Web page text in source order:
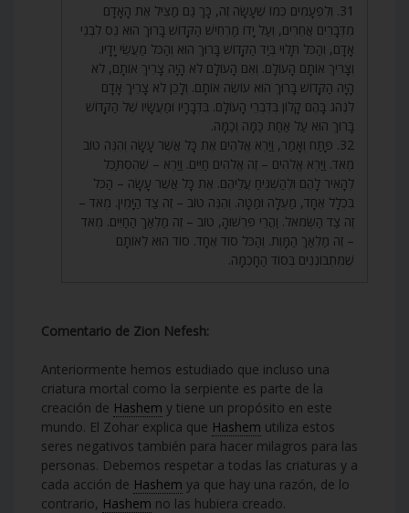
31. וְלִפְעָמִים כְּמוֹ שֶׁעָשָׂה זֶה, כָּךְ גַּם מַצִּיל אֶת הָאָדָם
מִדְּבָרִים אֲחֵרִים, וְעַל יָדוֹ מַרְחִישׁ הַקָּדוֹשׁ בָּרוּךְ הוּא נֵס לִבְנֵי
אָדָם, וְהַכֹּל תָּלוּי בְּיַד הַקָּדוֹשׁ בָּרוּךְ הוּא וְהַכֹּל מַעֲשֵׂי יָדָיו.
וְצָרִיךְ אוֹתָם הָעוֹלָם. וְאִם הָעוֹלָם לֹא הָיָה צָרִיךְ אוֹתָם, לֹא
הָיָה הַקָּדוֹשׁ בָּרוּךְ הוּא עוֹשֶׂה אוֹתָם. וְלָכֵן לֹא צָרִיךְ אָדָם
לִנְהֹג בָּהֶם קָלוֹן בְּדִבְרֵי הָעוֹלָם. בִּדְבָרָיו וּמַעֲשָׂיו שֶׁל הַקָּדוֹשׁ
בָּרוּךְ הוּא עַל אַחַת כַּמָּה וְכַמָּה.
32. פָּתַח וְאָמַר, וַיַּרְא אֱלֹהִים אֶת כָּל אֲשֶׁר עָשָׂה וְהִנֵּה טוֹב
מְאֹד. וַיַּרְא אֱלֹהִים – זֶה אֱלֹהִים חַיִּים. וַיַּרְא – שֶׁהִסְתַּכֵּל
לְהָאִיר לָהֶם וּלְהַשְׁגִּיחַ עֲלֵיהֶם. אֶת כָּל אֲשֶׁר עָשָׂה – הַכֹּל
בִּכְלָל אֶחָד, מַעְלָה וּמַטָּה. וְהִנֵּה טוֹב – זֶה צַד הַיָּמִין. מְאֹד –
זֶה צַד הַשְּׂמֹאל. וַהֲרֵי פֵּרְשׁוּהָ, טוֹב – זֶה מַלְאַךְ הַחַיִּים. מְאֹד
– זֶה מַלְאַךְ הַמָּוֶת. וְהַכֹּל סוֹד אֶחָד. סוֹד הוּא לְאוֹתָם
שֶׁמִּתְבּוֹנְנִים בְּסוֹד הַחָכְמָה.
Comentario de Zion Nefesh:
Anteriormente hemos estudiado que incluso una
criatura mortal como la serpiente es parte de la
creación de Hashem y tiene un propósito en este
mundo. El Zohar explica que Hashem utiliza estos
seres negativos también para hacer milagros para las
personas. Debemos respetar a todas las criaturas y a
cada acción de Hashem ya que hay una razón, de lo
contrario, Hashem no las hubiera creado.